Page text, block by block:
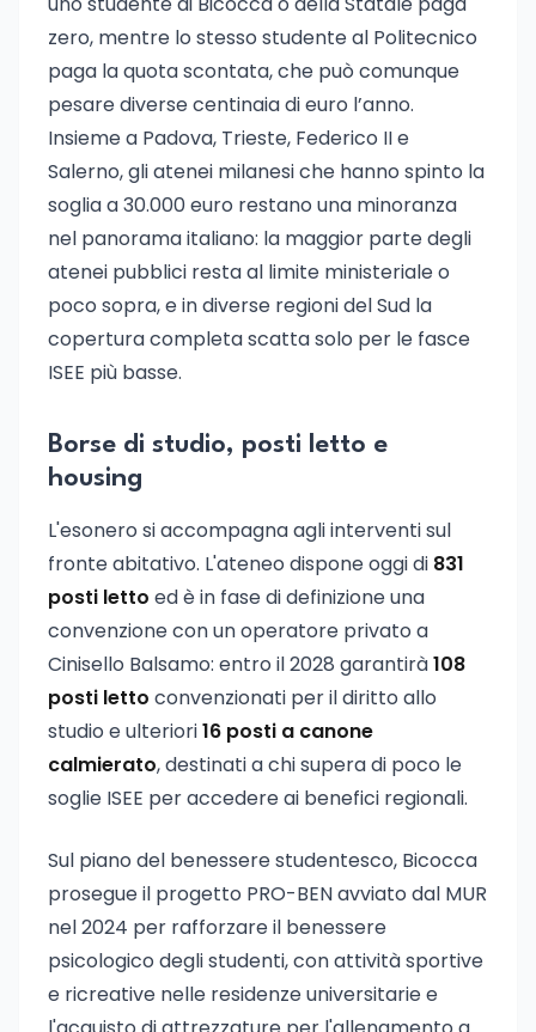
zero, mentre lo stesso studente al Politecnico
paga la quota scontata, che può comunque
pesare diverse centinaia di euro l’anno.
Insieme a Padova, Trieste, Federico II e
Salerno, gli atenei milanesi che hanno spinto la
soglia a 30.000 euro restano una minoranza
nel panorama italiano: la maggior parte degli
atenei pubblici resta al limite ministeriale o
poco sopra, e in diverse regioni del Sud la
copertura completa scatta solo per le fasce
ISEE più basse.
Borse di studio, posti letto e
housing
L'esonero si accompagna agli interventi sul
fronte abitativo. L'ateneo dispone oggi di 831
posti letto ed è in fase di definizione una
convenzione con un operatore privato a
Cinisello Balsamo: entro il 2028 garantirà108
posti letto convenzionati per il diritto allo
studio e ulteriori16 posti a canone
calmierato, destinati a chi supera di poco le
soglie ISEE per accedere ai benefici regionali.
Sul piano del benessere studentesco, Bicocca
prosegue il progetto PRO-BEN avviato dal MUR
nel 2024 per rafforzare il benessere
psicologico degli studenti, con attività sportive
e ricreative nelle residenze universitarie e